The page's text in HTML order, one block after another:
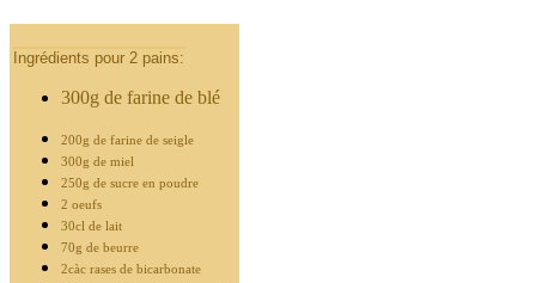
Ingrédients pour 2 pains:
300g de farine de blé
200g de farine de seigle
300g de miel
250g de sucre en poudre
2 oeufs
30cl de lait
70g de beurre
2càc rases de bicarbonate